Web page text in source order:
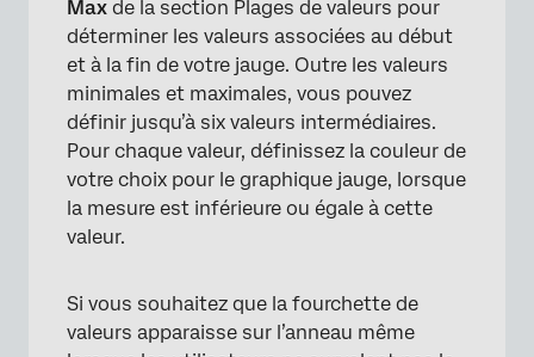
Max de la section Plages de valeurs pour
déterminer les valeurs associées au début
et à la fin de votre jauge. Outre les valeurs
minimales et maximales, vous pouvez
définir jusqu’à six valeurs intermédiaires.
Pour chaque valeur, définissez la couleur de
votre choix pour le graphique jauge, lorsque
la mesure est inférieure ou égale à cette
valeur.
Si vous souhaitez que la fourchette de
valeurs apparaisse sur l’anneau même